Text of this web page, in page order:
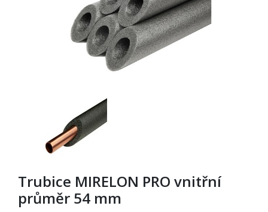
Trubice MIRELON PRO vnitřní
průměr 54 mm